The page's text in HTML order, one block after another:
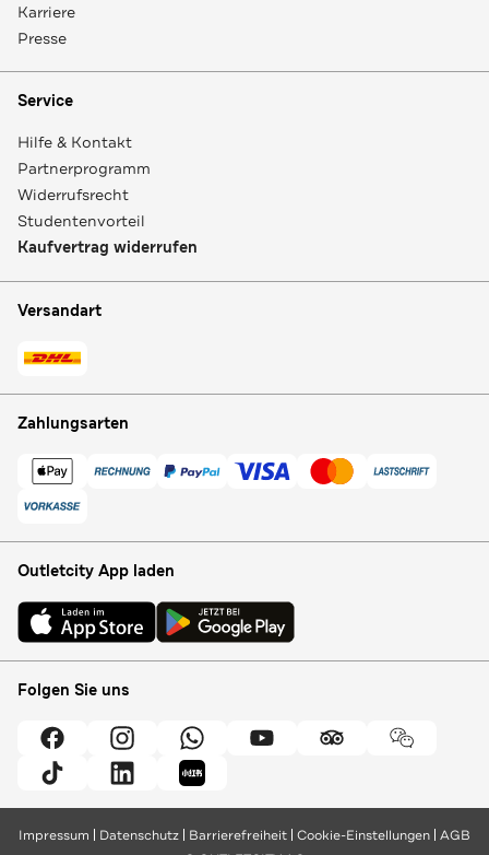
Karriere
Presse
Service
Hilfe & Kontakt
Partnerprogramm
Widerrufsrecht
Studentenvorteil
Kaufvertrag widerrufen
Versandart
Zahlungsarten
Outletcity App laden
Folgen Sie uns
Impressum Datenschutz Barrierefreiheit Cookie-Einstellungen AGB